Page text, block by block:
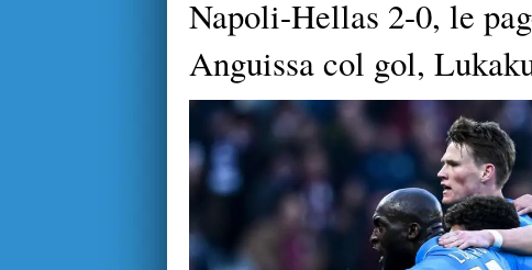
Napoli-Hellas 2-0, le
Anguissa col gol,